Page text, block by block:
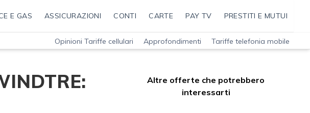
E GAS ASSICURAZIONI CONTI CARTE PAY TV PRESTITI E MUTUI
Opinioni Tariffe cellulari Approfondimenti Tariffe telefonia mobile
Altre offerte che potrebbero
interessarti